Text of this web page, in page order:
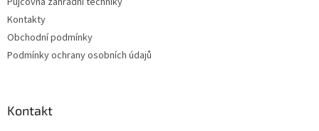
Kontakty
Obchodní podmínky
Podmínky ochrany osobních údajů
Kontakt